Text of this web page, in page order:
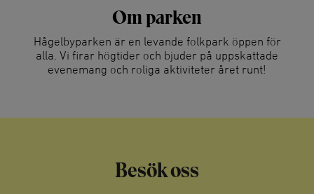
Om parken
Hågelbyparken är en levande folkpark öppen för
alla. Vi firar högtider och bjuder på uppskattade
evenemang och roliga aktiviteter året runt!
Besök oss